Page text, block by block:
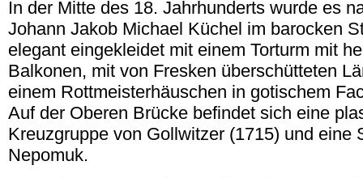
In der Mitte des 18. Jahrhunderts wurde es
Johann Jakob Michael Küchel im barocken
elegant eingekleidet mit einem Torturm mit
Balkonen, mit von Fresken überschütteten
einem Rottmeisterhäuschen in gotischem
Auf der Oberen Brücke befindet sich eine
Kreuzgruppe von Gollwitzer (1715) und eine
Nepomuk.